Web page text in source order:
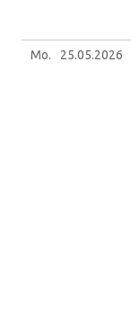
Mo. 25.05.2026